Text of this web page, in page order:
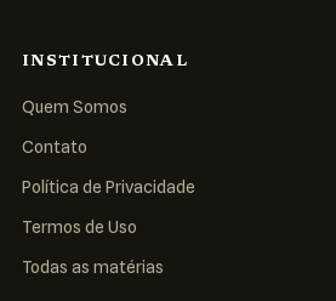
INSTITUCIONAL
Quem Somos
Contato
Política de Privacidade
Termos de Uso
Todas as matérias